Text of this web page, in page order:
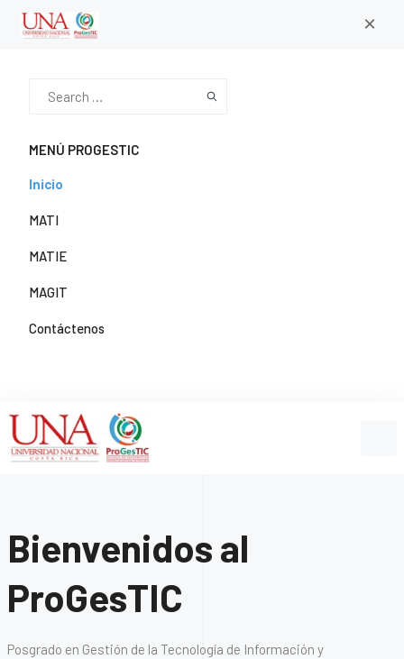
×
MENÚ PROGESTIC
Inicio
MATI
MATIE
MAGIT
Contáctenos
Bienvenidos al
ProGesTIC
Posgrado en Gestión de la Tecnología de Información y